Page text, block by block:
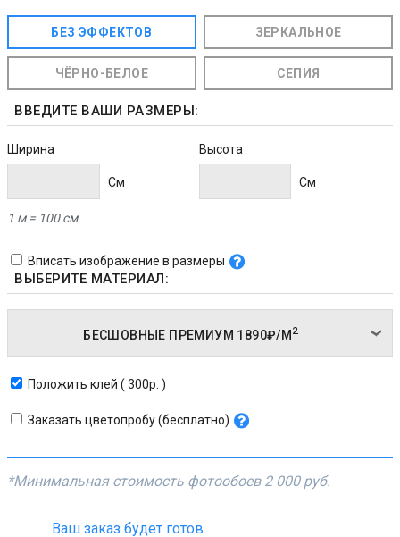
БЕЗ ЭФФЕКТОВ ЗЕРКАЛЬНОЕ
ЧЁРНО-БЕЛОЕ СЕПИЯ
ВВЕДИТЕ ВАШИ РАЗМЕРЫ:
Ширина
Cм
Высота
Cм
1 м = 100 см
Вписать изображение в размеры
ВЫБЕРИТЕ МАТЕРИАЛ:
БЕСШОВНЫЕ ПРЕМИУМ 1890₽/М 2
Положить клей ( 300р. )
Заказать цветопробу (бесплатно)
*Минимальная стоимость фотообоев 2 000 руб.
Ваш заказ будет готов